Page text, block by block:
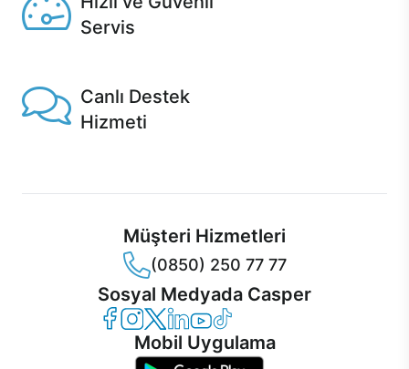
Servis
Canlı Destek
Hizmeti
Müşteri Hizmetleri
(0850) 250 77 77
Sosyal Medyada Casper
Casper Facebook
Casper Instagram
Casper Twitter
Casper LinkedIn
Casper YouTube
Casper TikTok
Mobil Uygulama